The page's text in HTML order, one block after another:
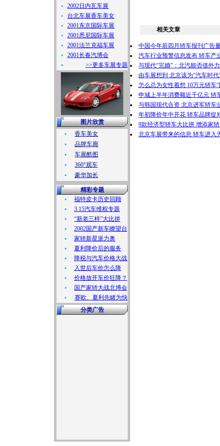
2002日内瓦车展
台北车展香车美女
2001东京国际车展
2001悉尼国际车展
2001法兰克福车展
2001长春汽博会
>>更多车展专题
图片欣赏
香车美女
品牌车廊
车展酷图
360°观车
豪华加长
精彩专题
福特皮卡历史回顾
3.15汽车维权专题
“新老三样”大比拼
2002国产新车瞭望台
家轿新星派力奥
夏利降价后的服务
降税与汽车价格大战
入世后车价怎么降
价格放开车价狂降？
国产家轿大战北博会
赛欧、夏利先睹为快
分类广告
相关文章
中国今年前四月轿车报刊广告
汽车行业预警信息发布 轿车产
与现代“完婚”：北汽能否借外
由车展想到 北京该为“汽车时
怎么总为女性着想 10万元轿车
申城上半年消费额近千亿元 轿
与韩国现代合资 北京进军轿车
年初降价年中开花 轿车品牌捉
9款经济型轿车大比拼 增添家
北京车展带来的信息 轿车进入